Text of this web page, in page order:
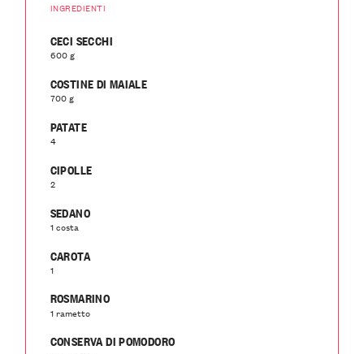
INGREDIENTI
CECI SECCHI
600 g
COSTINE DI MAIALE
700 g
PATATE
4
CIPOLLE
2
SEDANO
1 costa
CAROTA
1
ROSMARINO
1 rametto
CONSERVA DI POMODORO